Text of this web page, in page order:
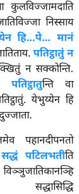
कुलविज्जामदाति
निस्साय
हि…पे… मानं
पतिट्ठातुं न
न सक्कोन्ति.
पतिट्ठातुन्ति वा
येभुय्येन हि
पहानदीपनतो
सद्धं पटिलभतीति
सद्धासिद्धि